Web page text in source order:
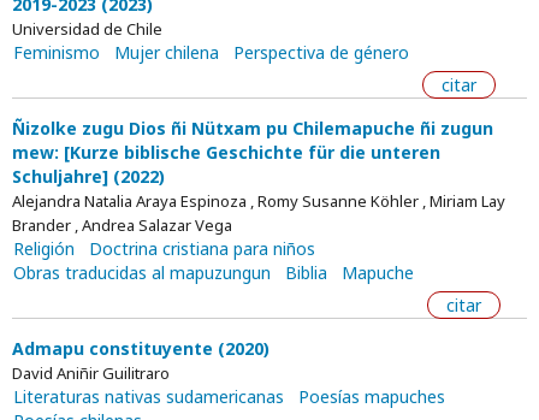
2019-2023 (2023)
Universidad de Chile
Feminismo Mujer chilena
Perspectiva de género
citar
Ñizolke zugu Dios ñi Nütxam pu Chilemapuche ñi zugun
mew: [Kurze biblische Geschichte für die unteren
Schuljahre] (2022)
Alejandra Natalia Araya Espinoza , Romy Susanne Köhler , Miriam Lay
Brander , Andrea Salazar Vega
Religión
Doctrina cristiana para niños
Obras traducidas al mapuzungun
Biblia
Mapuche
citar
Admapu constituyente (2020)
David Aniñir Guilitraro
Literaturas nativas sudamericanas
Poesías mapuches